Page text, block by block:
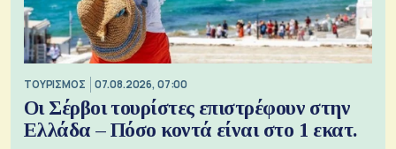
ΤΟΥΡΙΣΜΟΣ 07.08.2026, 07:00
Οι Σέρβοι τουρίστες επιστρέφουν στην
Ελλάδα – Πόσο κοντά είναι στο 1 εκατ.